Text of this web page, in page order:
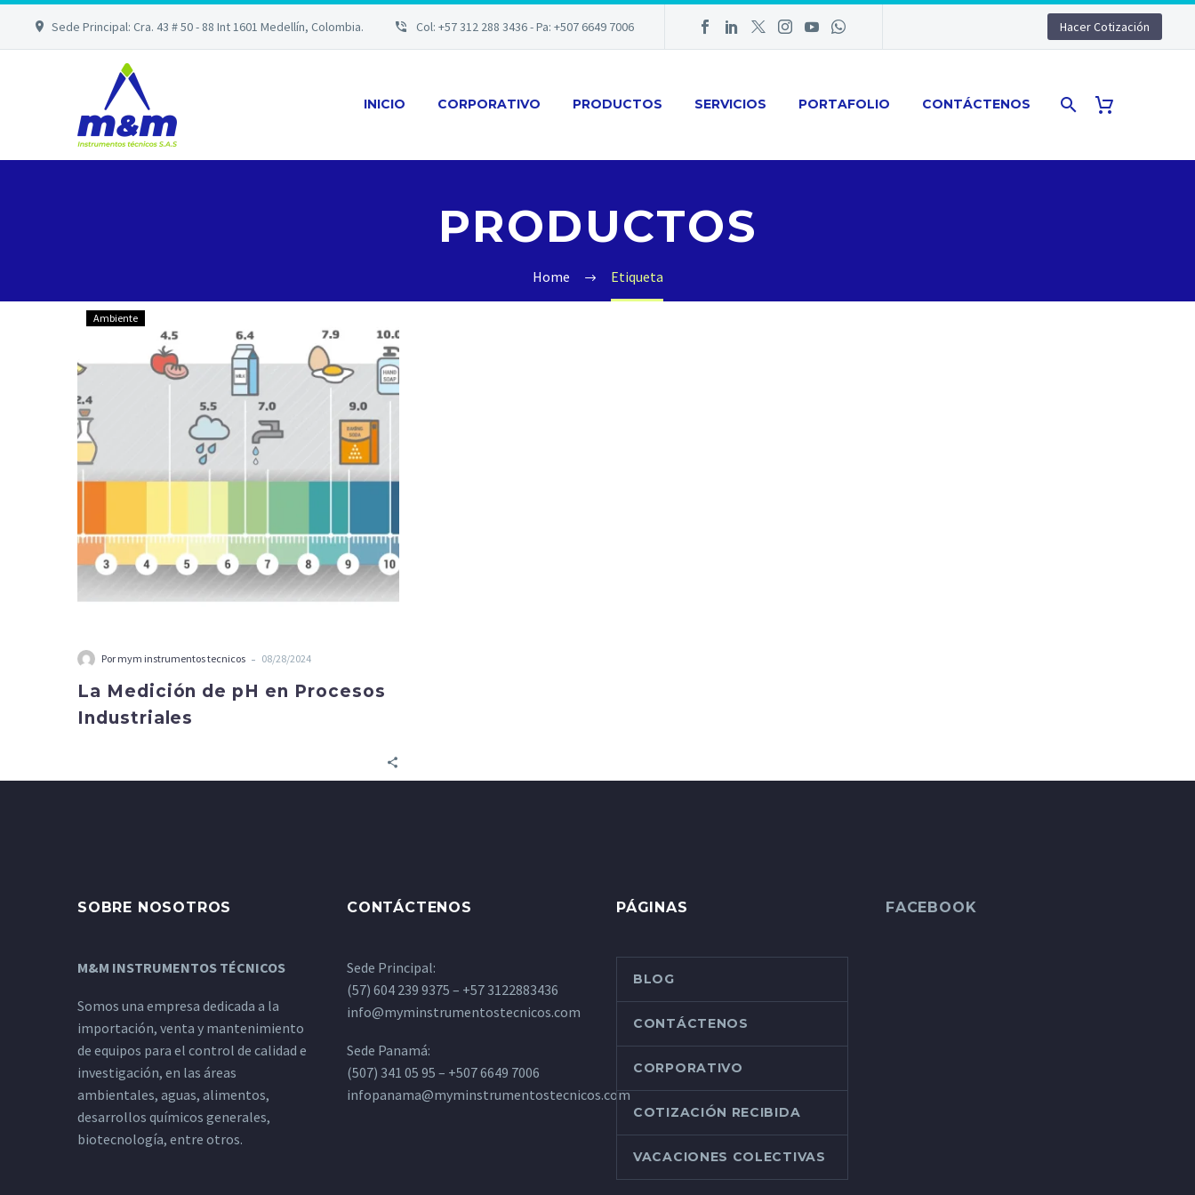
Sede Principal: Cra. 43 # 50 - 88 Int 1601 Medellín, Colombia. Col: +57 312 288 3436 - Pa: +507 6649 7006 Hacer Cotización
INICIO CORPORATIVO PRODUCTOS SERVICIOS PORTAFOLIO CONTÁCTENOS
PRODUCTOS
Home
Etiqueta
Medición
de
pH
en
Procesos
Industriales
Ambiente
Por mym instrumentos tecnicos - 08/28/2024
La Medición de pH en Procesos
Industriales
SOBRE NOSOTROS
M&M INSTRUMENTOS TÉCNICOS
Somos una empresa dedicada a la
importación, venta y mantenimiento
de equipos para el control de calidad e
investigación, en las áreas
ambientales, aguas, alimentos,
desarrollos químicos generales,
biotecnología, entre otros.
CONTÁCTENOS
Sede Principal:
(57) 604 239 9375 – +57 3122883436
info@myminstrumentostecnicos.com
Sede Panamá:
(507) 341 05 95 – +507 6649 7006
infopanama@myminstrumentostecnicos.com
PÁGINAS
BLOG
CONTÁCTENOS
CORPORATIVO
COTIZACIÓN RECIBIDA
VACACIONES COLECTIVAS
FACEBOOK